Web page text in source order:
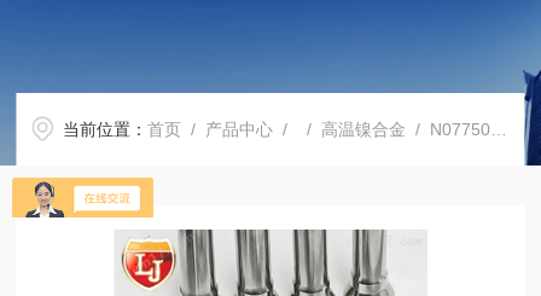
当前位置：首页 / 产品中心 / / 高温镍合金 / N07750价格N07750厂家价格